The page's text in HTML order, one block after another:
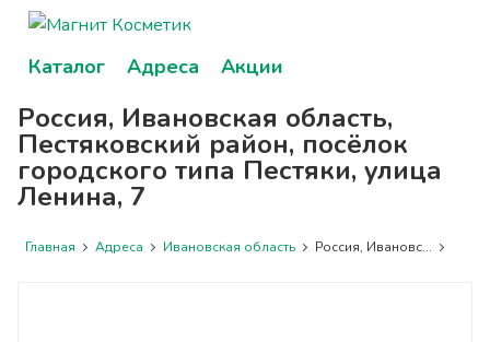
Каталог Адреса Акции
Россия, Ивановская область,
Пестяковский район, посёлок
городского типа Пестяки, улица
Ленина, 7
Главная Адреса Ивановская область Россия, Ивановс...